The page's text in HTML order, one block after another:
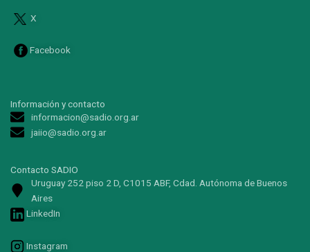
X
Facebook
Información y contacto
informacion@sadio.org.ar
jaiio@sadio.org.ar
Contacto SADIO
Uruguay 252 piso 2 D, C1015 ABF, Cdad. Autónoma de Buenos
Aires
LinkedIn
Instagram